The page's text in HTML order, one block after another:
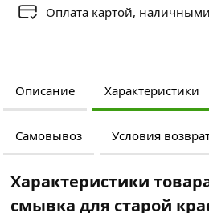
Оплата картой,
Описание Характеристики
Самовывоз Условия
Характеристики
смывка для старой